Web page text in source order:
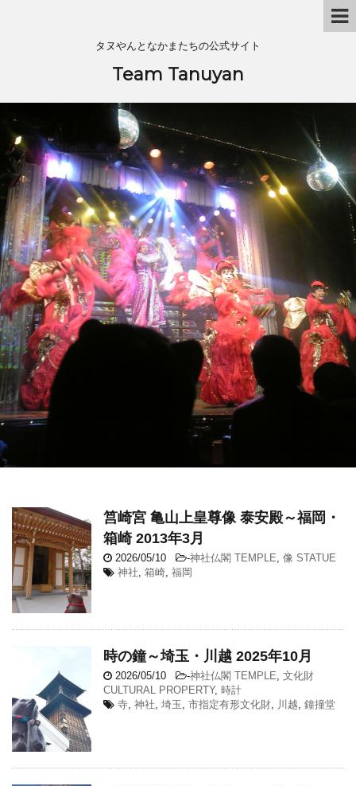
タヌやんとなかまたちの公式サイト
Team Tanuyan
筥崎宮 亀山上皇尊像 泰安殿～福岡・
箱崎 2013年3月
2026/05/10 -神社仏閣 TEMPLE 像 STATUE
神社 箱崎 福岡
時の鐘～埼玉・川越 2025年10月
2026/05/10 -神社仏閣 TEMPLE 文化財
CULTURAL PROPERTY, 時計
寺 神社 埼玉 市指定有形文化財 川越 鐘撞堂